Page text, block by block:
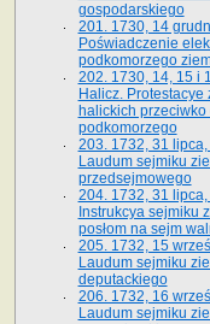
gospodarskiego
201. 1730, 14
Poświadczenie
podkomorzego
202. 1730, 14, 15 i
Halicz. Protestacye
halickich przeciwko
podkomorzego
203. 1732, 31
Laudum sejmiku
przedsejmowego
204. 1732, 31
Instrukcya sejmiku
posłom na sejm
205. 1732, 15
Laudum sejmiku
deputackiego
206. 1732, 16
Laudum sejmiku